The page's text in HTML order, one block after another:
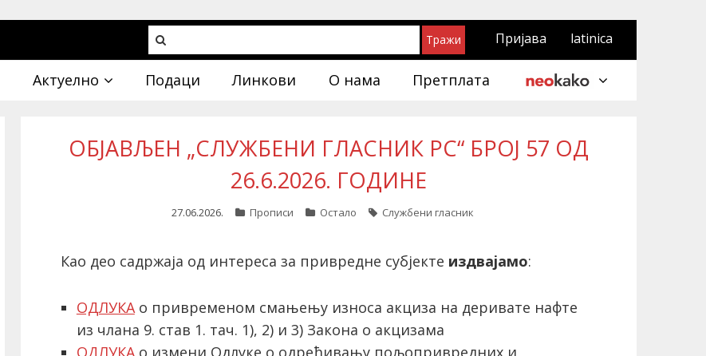
Пријава latinica
Актуелно Подаци Линкови О нама Претплата
ОБЈАВЉЕН „СЛУЖБЕНИ ГЛАСНИК РС“ БРОЈ 57 ОД
26.6.2026. ГОДИНЕ
27.06.2026. Прописи Остало Службени гласник
Као део садржаја од интереса за привредне субјекте издвајамо:
ОДЛУКАо привременом смањењу износа акциза на деривате нафте
из члана 9. став 1. тач. 1), 2) и 3) Закона о акцизама
ОДЛУКАо измени Одлуке o одређивању пољопривредних и